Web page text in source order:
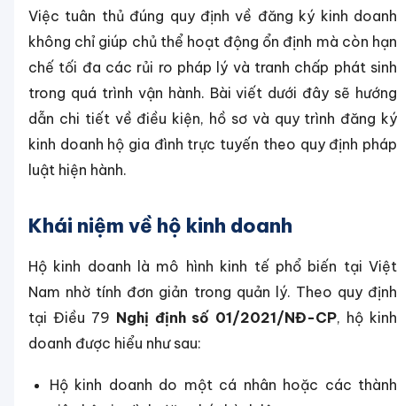
Việc tuân thủ đúng quy định về đăng ký kinh doanh
không chỉ giúp chủ thể hoạt động ổn định mà còn hạn
chế tối đa các rủi ro pháp lý và tranh chấp phát sinh
trong quá trình vận hành. Bài viết dưới đây sẽ hướng
dẫn chi tiết về điều kiện, hồ sơ và quy trình đăng ký
kinh doanh hộ gia đình trực tuyến theo quy định pháp
luật hiện hành.
Khái niệm về hộ kinh doanh
Hộ kinh doanh là mô hình kinh tế phổ biến tại Việt
Nam nhờ tính đơn giản trong quản lý. Theo quy định
tại Điều 79 Nghị định số 01/2021/NĐ-CP, hộ kinh
doanh được hiểu như sau:
Hộ kinh doanh do một cá nhân hoặc các thành